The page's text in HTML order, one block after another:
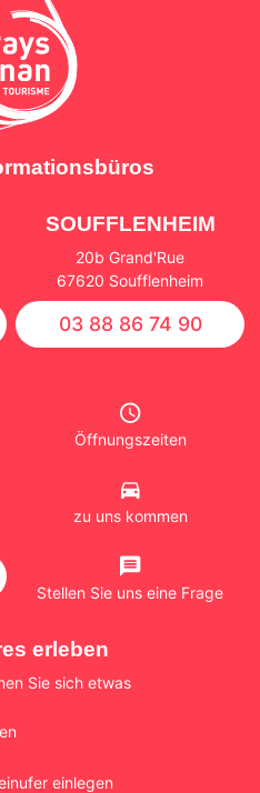
SOUFFLENHEIM
20b Grand'Rue
67620 Soufflenheim
03 88 86 74 90
Öffnungszeiten
zu uns kommen
Stellen Sie uns eine Frage
erleben
Sie sich etwas
einlegen